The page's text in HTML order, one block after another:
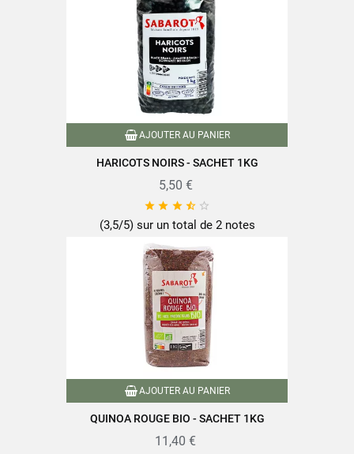
Conditionnement
Nutriscore A
Conditionné en France
Référence PF00211
Références spécifiques
AJOUTER AU PANIER
HARICOTS NOIRS - SACHET 1KG
5,50 €
    
(3,5/5) sur un total de 2 notes
AJOUTER AU PANIER
QUINOA ROUGE BIO - SACHET 1KG
11,40 €